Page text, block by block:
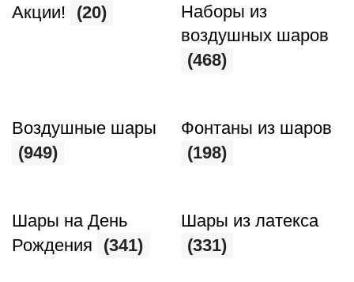
Акции! (20)
Наборы из
воздушных шаров
(468)
Воздушные шары
(949)
Фонтаны из шаров
(198)
Шары на День
Рождения
(341)
Шары из латекса
(331)